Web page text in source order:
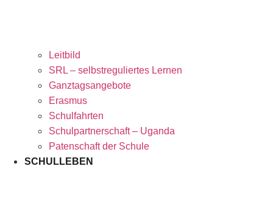
Leitbild
SRL – selbstreguliertes Lernen
Ganztagsangebote
Erasmus
Schulfahrten
Schulpartnerschaft – Uganda
Patenschaft der Schule
SCHULLEBEN